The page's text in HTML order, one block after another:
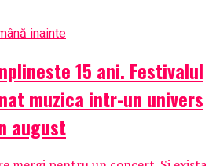
inainte
15 ani. Festivalul
muzica intr-un univers
august